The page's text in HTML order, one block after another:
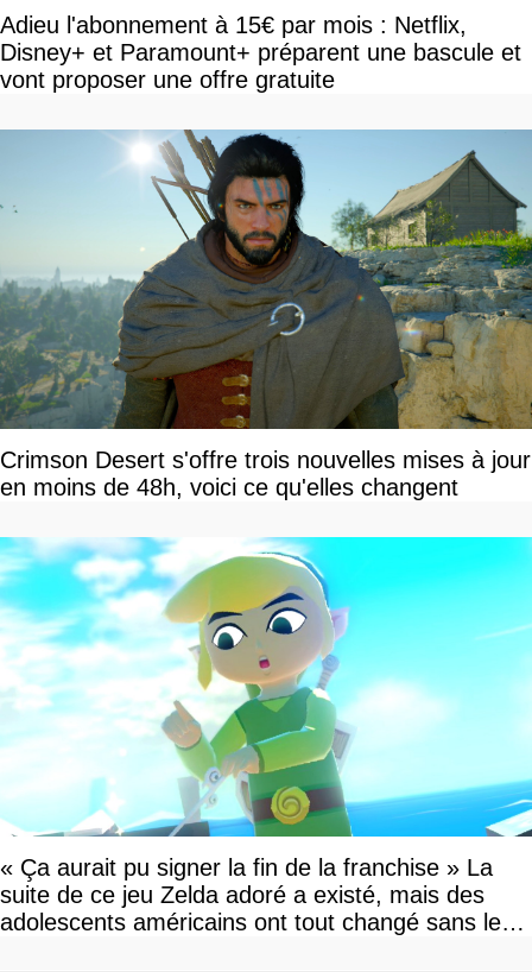
Adieu l'abonnement à 15€ par mois : Netflix,
Disney+ et Paramount+ préparent une bascule et
vont proposer une offre gratuite
Crimson Desert s'offre trois nouvelles mises à jour
en moins de 48h, voici ce qu'elles changent
« Ça aurait pu signer la fin de la franchise » La
suite de ce jeu Zelda adoré a existé, mais des
adolescents américains ont tout changé sans le